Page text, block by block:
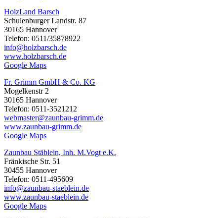
HolzLand Barsch
Schulenburger Landstr. 87
30165 Hannover
Telefon: 0511/35878922
info@holzbarsch.de
www.holzbarsch.de
Google Maps
Fr. Grimm GmbH & Co. KG
Mogelkenstr 2
30165 Hannover
Telefon: 0511-3521212
webmaster@zaunbau-grimm.de
www.zaunbau-grimm.de
Google Maps
Zaunbau Stäblein, Inh. M.Vogt e.K.
Fränkische Str. 51
30455 Hannover
Telefon: 0511-495609
info@zaunbau-staeblein.de
www.zaunbau-staeblein.de
Google Maps